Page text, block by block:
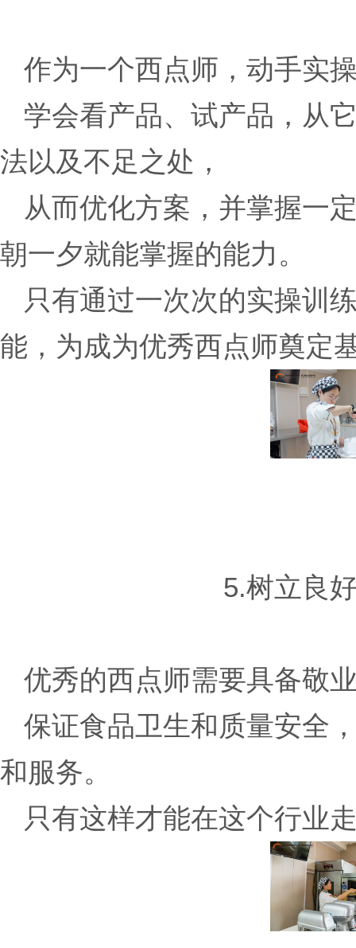
作为一个西点师，动手实
学会看产品、试产品，从
法以及不足之处，
从而优化方案，并掌握一
朝一夕就能掌握的能力。
只有通过一次次的实操训
能，为成为优秀西点师奠定
5.树立良
优秀的西点师需要具备敬
保证食品卫生和质量安全
和服务。
只有这样才能在这个行业